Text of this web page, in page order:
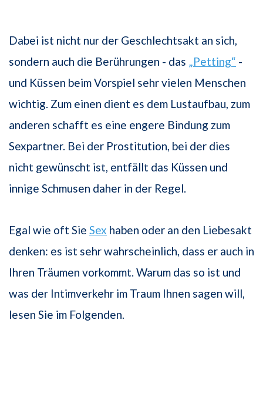
Dabei ist nicht nur der Geschlechtsakt an sich,
sondern auch die Berührungen - das „Petting“ -
und Küssen beim Vorspiel sehr vielen Menschen
wichtig. Zum einen dient es dem Lustaufbau, zum
anderen schafft es eine engere Bindung zum
Sexpartner. Bei der Prostitution, bei der dies
nicht gewünscht ist, entfällt das Küssen und
innige Schmusen daher in der Regel.
Egal wie oft Sie Sex haben oder an den Liebesakt
denken: es ist sehr wahrscheinlich, dass er auch in
Ihren Träumen vorkommt. Warum das so ist und
was der Intimverkehr im Traum Ihnen sagen will,
lesen Sie im Folgenden.